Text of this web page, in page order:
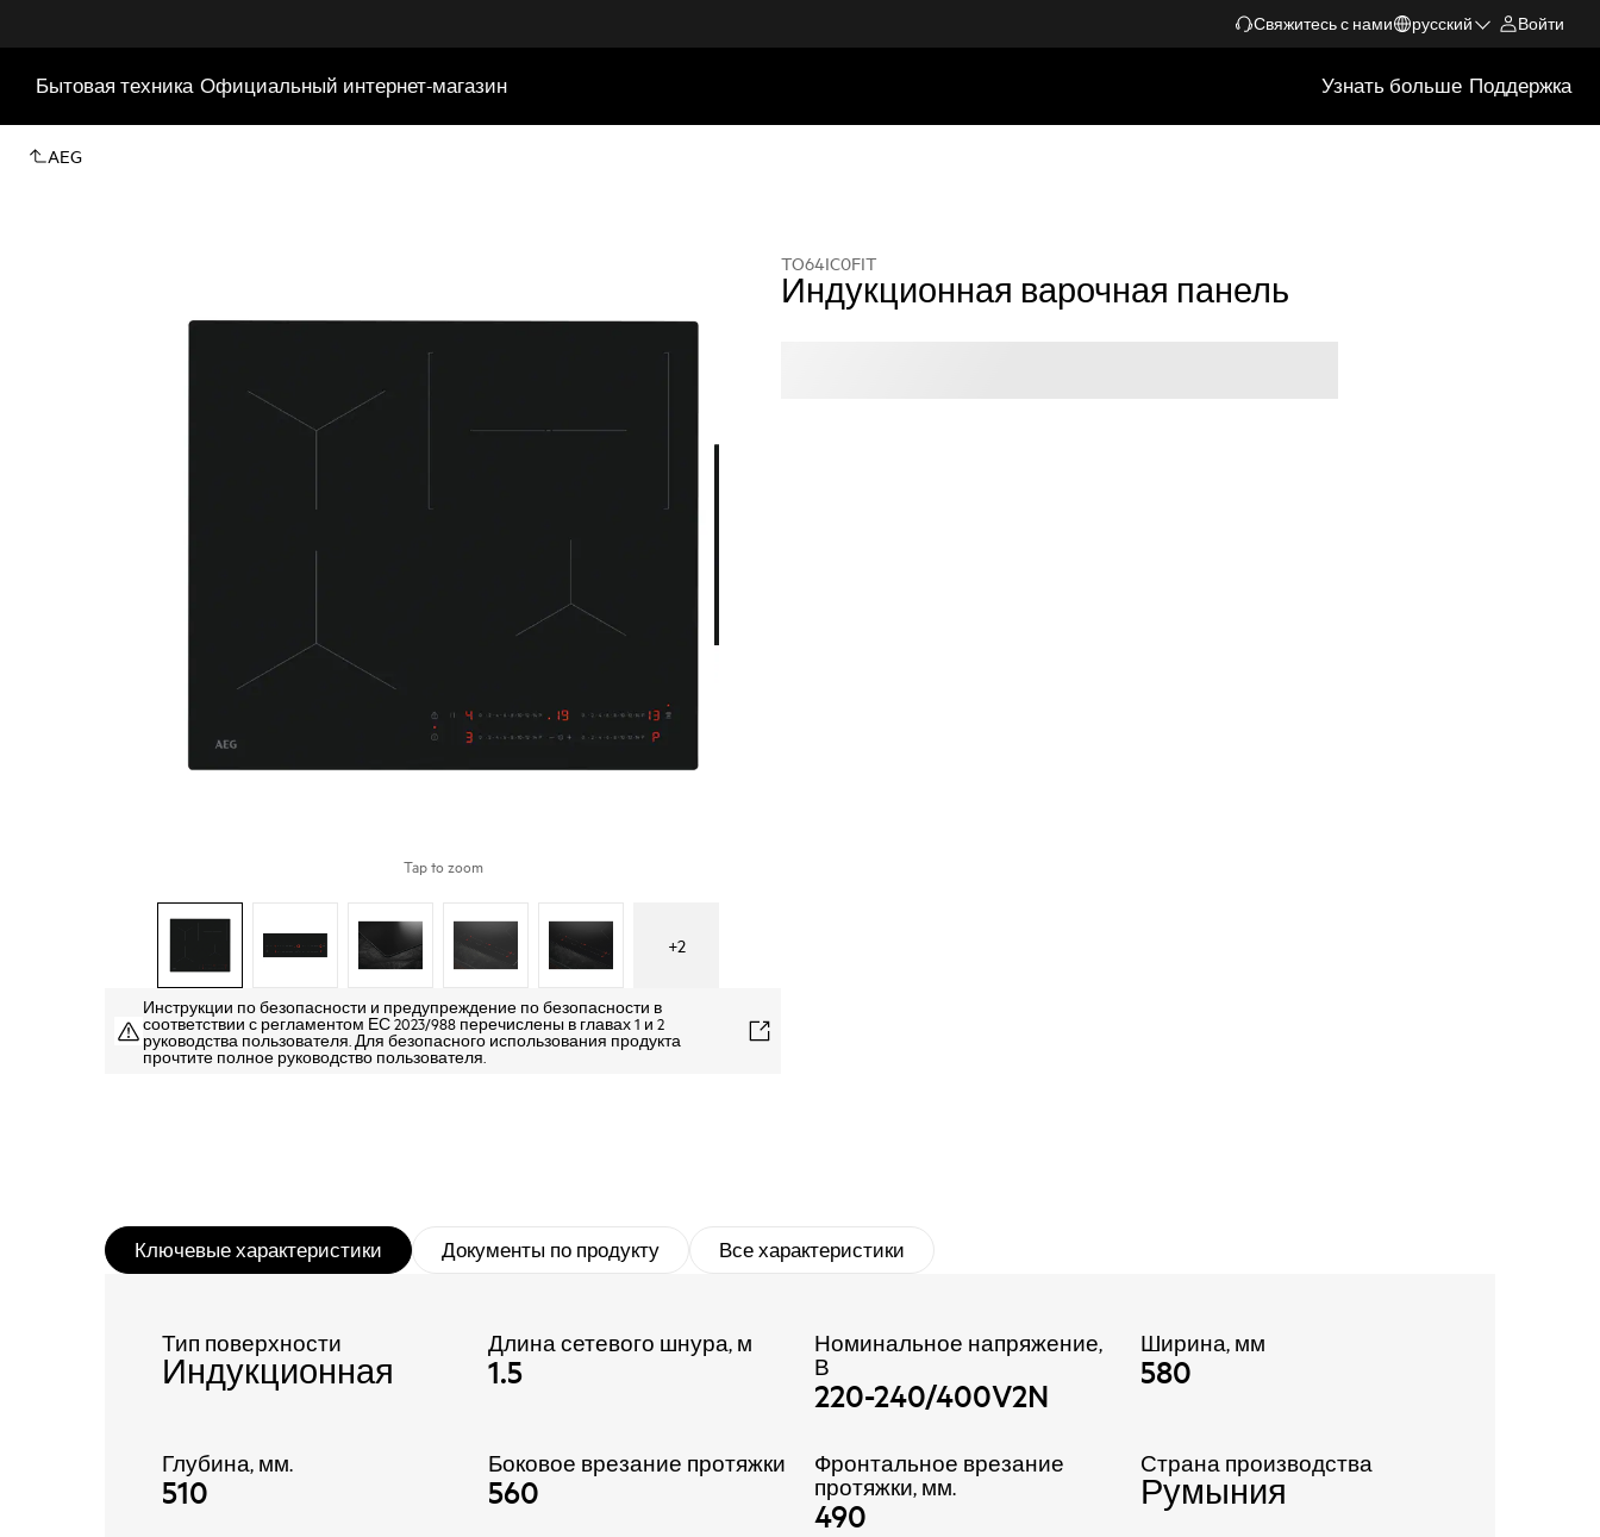
Свяжитесь с нами русский Войти
Бытовая техника Официальный интернет-магазин Узнать больше Поддержка
AEG
Tap to zoom
+2
Инструкции по безопасности и предупреждение по безопасности в
соответствии с регламентом ЕС 2023/988 перечислены в главах 1 и 2
руководства пользователя. Для безопасного использования продукта
прочтите полное руководство пользователя.
TO64IC0FIT
Индукционная варочная панель
Ключевые характеристики Документы по продукту Все характеристики
Тип поверхности
Индукционная
Длина сетевого шнура, м
1.5
Номинальное напряжение,
В
220-240/400V2N
Ширина, мм
580
Глубина, мм.
510
Боковое врезание протяжки
560
Фронтальное врезание
протяжки, мм.
490
Страна производства
Румыния